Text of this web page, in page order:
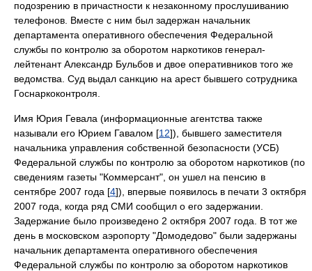
подозрению в причастности к незаконному прослушиванию
телефонов. Вместе с ним был задержан начальник
департамента оперативного обеспечения Федеральной
службы по контролю за оборотом наркотиков генерал-
лейтенант Александр Бульбов и двое оперативников того же
ведомства. Суд выдал санкцию на арест бывшего сотрудника
Госнаркоконтроля.
Имя Юрия Гевала (информационные агентства также
называли его Юрием Гавалом [12]), бывшего заместителя
начальника управления собственной безопасности (УСБ)
Федеральной службы по контролю за оборотом наркотиков (по
сведениям газеты "Коммерсант", он ушел на пенсию в
сентябре 2007 года [4]), впервые появилось в печати 3 октября
2007 года, когда ряд СМИ сообщил о его задержании.
Задержание было произведено 2 октября 2007 года. В тот же
день в московском аэропорту "Домодедово" были задержаны
начальник департамента оперативного обеспечения
Федеральной службы по контролю за оборотом наркотиков